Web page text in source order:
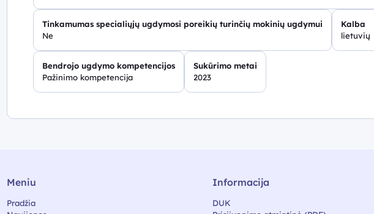
Tinkamumas specialiųjų ugdymosi poreikių turinčių mokinių ugdymui
Ne
Kalba
lietuvių
Bendrojo ugdymo kompetencijos
Pažinimo kompetencija
Sukūrimo metai
2023
Meniu
Pradžia
Informacija
DUK